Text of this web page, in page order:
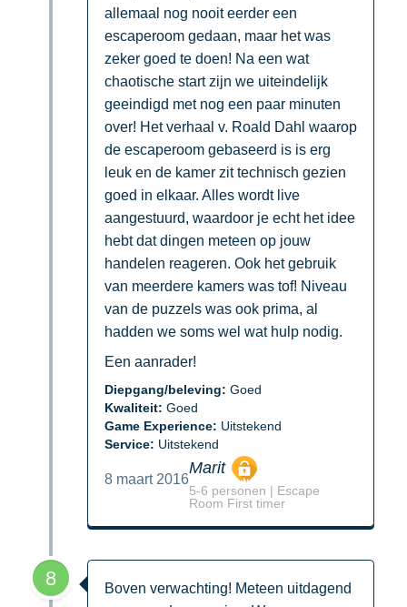
allemaal nog nooit eerder een
escaperoom gedaan, maar het was
zeker goed te doen! Na een wat
chaotische start zijn we uiteindelijk
geeindigd met nog een paar minuten
over! Het verhaal v. Roald Dahl waarop
de escaperoom gebaseerd is is erg
leuk en de kamer zit technisch gezien
goed in elkaar. Alles wordt live
aangestuurd, waardoor je echt het idee
hebt dat dingen meteen op jouw
handelen reageren. Ook het gebruik
van meerdere kamers was tof! Niveau
van de puzzels was ook prima, al
hadden we soms wel wat hulp nodig.
Een aanrader!
Diepgang/beleving: Goed
Kwaliteit: Goed
Game Experience: Uitstekend
Service: Uitstekend
8 maart 2016
Marit
5-6 personen | Escape
Room First timer
8
Boven verwachting! Meteen uitdagend